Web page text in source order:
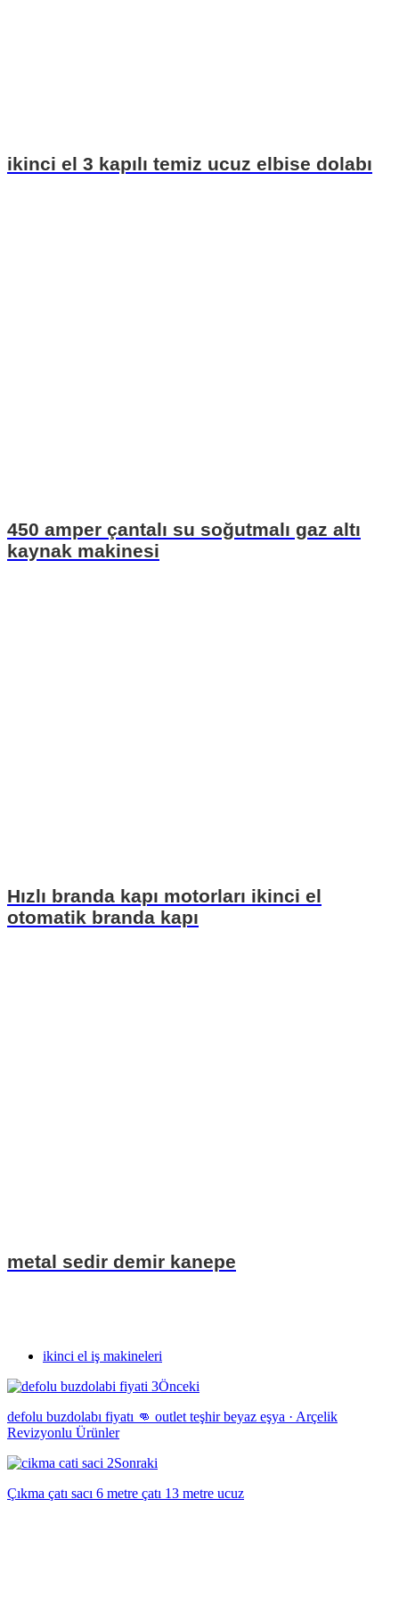
ikinci el 3 kapılı temiz ucuz elbise dolabı
450 amper çantalı su soğutmalı gaz altı
kaynak makinesi
Hızlı branda kapı motorları ikinci el
otomatik branda kapı
metal sedir demir kanepe
ikinci el iş makineleri
Önceki
defolu buzdolabı fiyatı 👊 outlet teşhir beyaz eşya · Arçelik
Revizyonlu Ürünler
Sonraki
Çıkma çatı sacı 6 metre çatı 13 metre ucuz